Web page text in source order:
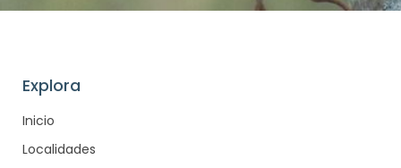
Explora
Inicio
Localidades